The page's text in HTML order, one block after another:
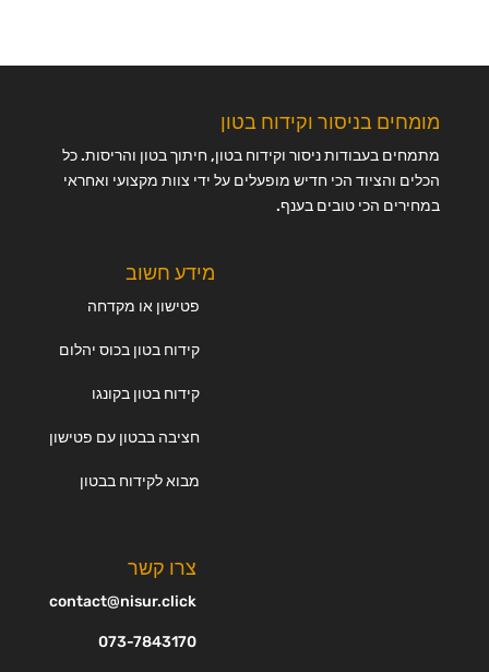
מומחים בניסור וקידוח בטון
מתמחים בעבודות ניסור וקידוח בטון, חיתוך בטון והריסות. כל
הכלים והציוד הכי חדיש מופעלים על ידי צוות מקצועי ואחראי
במחירים הכי טובים בענף.
מידע חשוב
פטישון או מקדחה
קידוח בטון בכוס יהלום
קידוח בטון בקונגו
חציבה בבטון עם פטישון
מבוא לקידוח בבטון
צרו קשר
contact@nisur.click
073-7843170